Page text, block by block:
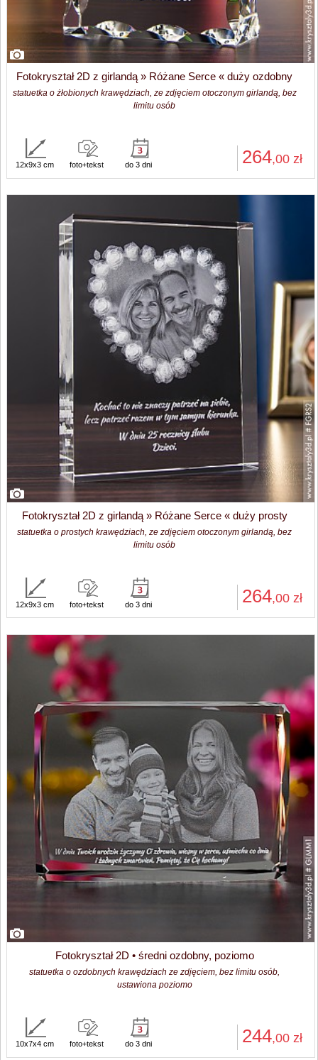
Fotokryształ 2D z girlandą » Różane Serce « duży ozdobny
statuetka o żłobionych krawędziach, ze zdjęciem otoczonym girlandą, bez
limitu osób
264,00 zł
12x9x3 cm foto+tekst do 3 dni
Fotokryształ 2D z girlandą » Różane Serce « duży prosty
statuetka o prostych krawędziach, ze zdjęciem otoczonym girlandą, bez
limitu osób
264,00 zł
12x9x3 cm foto+tekst do 3 dni
Fotokryształ 2D • średni ozdobny, poziomo
statuetka o ozdobnych krawędziach ze zdjęciem, bez limitu osób,
ustawiona poziomo
244,00 zł
10x7x4 cm foto+tekst do 3 dni